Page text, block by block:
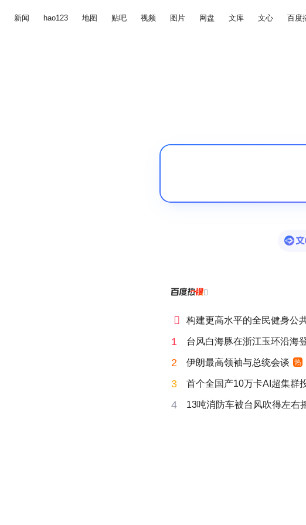
新闻 hao123 地图 贴吧 视频 图片 网盘 文库 文心 百度

 构建更高水平的全民健身公
1 台风白海豚在浙江玉环沿海
2 伊朗最高领袖与总统会谈 热
3 首个全国产10万卡AI超集群
4 13吨消防车被台风吹得左右